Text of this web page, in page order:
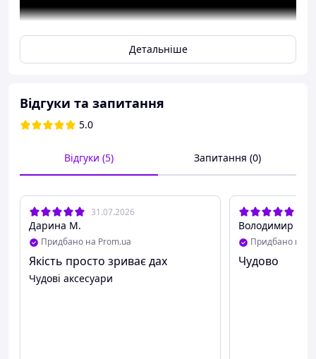
Детальніше
Відгуки та запитання
5.0
Відгуки (5) Запитання (0)
31.07.2026
Дарина М.
Придбано на Prom.ua
Якість просто зриває дах
Чудові аксесуари
Володимир Є.
Придбано на
Чудово